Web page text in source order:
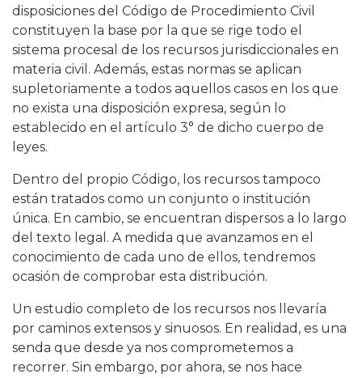
disposiciones del Código de Procedimiento Civil
constituyen la base por la que se rige todo el
sistema procesal de los recursos jurisdiccionales en
materia civil. Además, estas normas se aplican
supletoriamente a todos aquellos casos en los que
no exista una disposición expresa, según lo
establecido en el artículo 3° de dicho cuerpo de
leyes.
Dentro del propio Código, los recursos tampoco
están tratados como un conjunto o institución
única. En cambio, se encuentran dispersos a lo largo
del texto legal. A medida que avanzamos en el
conocimiento de cada uno de ellos, tendremos
ocasión de comprobar esta distribución.
Un estudio completo de los recursos nos llevaría
por caminos extensos y sinuosos. En realidad, es una
senda que desde ya nos comprometemos a
recorrer. Sin embargo, por ahora, se nos hace